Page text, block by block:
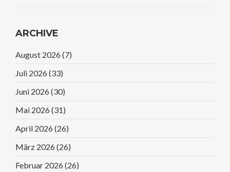
ARCHIVE
August 2026 (7)
Juli 2026 (33)
Juni 2026 (30)
Mai 2026 (31)
April 2026 (26)
März 2026 (26)
Februar 2026 (26)